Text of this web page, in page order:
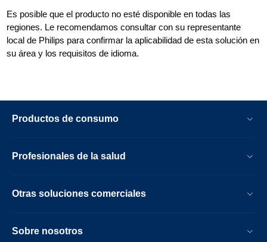
Es posible que el producto no esté disponible en todas las
regiones. Le recomendamos consultar con su representante
local de Philips para confirmar la aplicabilidad de esta solución en
su área y los requisitos de idioma.
Productos de consumo
Profesionales de la salud
Otras soluciones comerciales
Sobre nosotros